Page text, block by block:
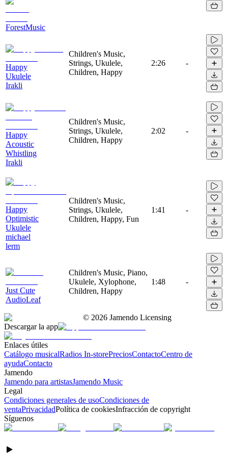
ForestMusic
Happy
Ukulele
Irakli
Children's Music,
Strings, Ukulele,
Children, Happy
2:26 -
Happy
Acoustic
Whistling
Irakli
Children's Music,
Strings, Ukulele,
Children, Happy
2:02 -
Happy
Optimistic
Ukulele
michael
lerm
Children's Music,
Strings, Ukulele,
Children, Happy, Fun
1:41 -
Just Cute
AudioLeaf
Children's Music, Piano,
Ukulele, Xylophone,
Children, Happy
1:48 -
© 2026 Jamendo Licensing
Descargar la app
Enlaces útiles
Catálogo musicalRadios In-storePreciosContactoCentro de
ayudaContacto
Jamendo
Jamendo para artistasJamendo Music
Legal
Condiciones generales de usoCondiciones de
ventaPrivacidadPolítica de cookiesInfracción de copyright
Síguenos